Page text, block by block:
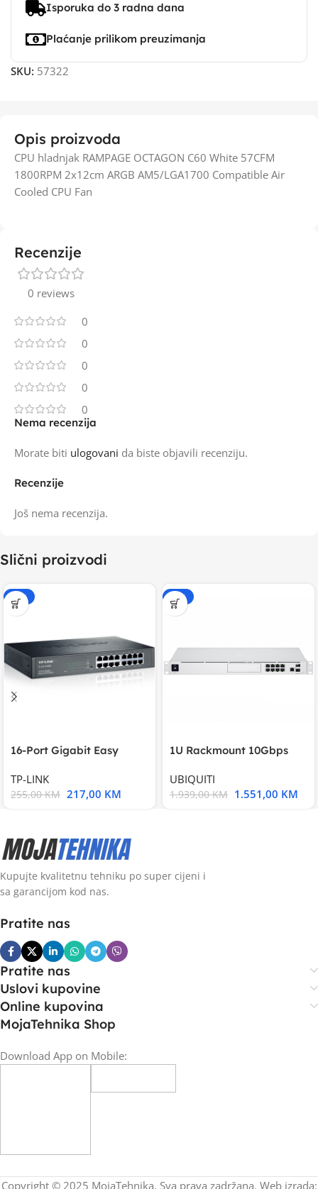
Isporuka do 3 radna dana
Plaćanje prilikom preuzimanja
SKU: 57322
Opis proizvoda
CPU hladnjak RAMPAGE OCTAGON C60 White 57CFM
1800RPM 2x12cm ARGB AM5/LGA1700 Compatible Air
Cooled CPU Fan
Recenzije
0 reviews
0
0
0
0
0
Recenzije
Još nema recenzija.
Nema recenzija
Morate biti ulogovani da biste objavili recenziju.
Slični proizvodi
-15%
16-Port Gigabit Easy
TP-LINK
255,00KM 217,00 KM
-20%
1U Rackmount 10Gbps
UBIQUITI
1.939,00KM 1.551,00 KM
Kupujte kvalitetnu tehniku po super cijeni i
sa garancijom kod nas.
Pratite nas
Pratite nas
Uslovi kupovine
Online kupovina
MojaTehnika Shop
Download App on Mobile:
Copyright © 2025 MojaTehnika. Sva prava zadržana. Web izrada: